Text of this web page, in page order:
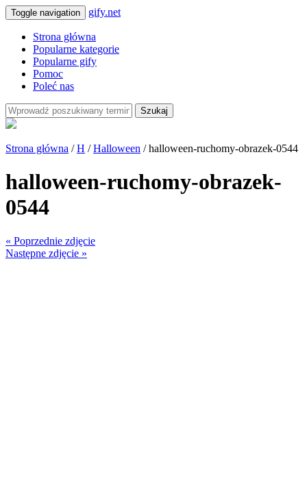
Toggle navigation gify.net
Strona główna
Popularne kategorie
Popularne gify
Pomoc
Poleć nas
Szukaj
Strona główna /H /Halloween / halloween-ruchomy-obrazek-0544
halloween-ruchomy-obrazek-
0544
« Poprzednie zdjęcie
Następne zdjęcie »